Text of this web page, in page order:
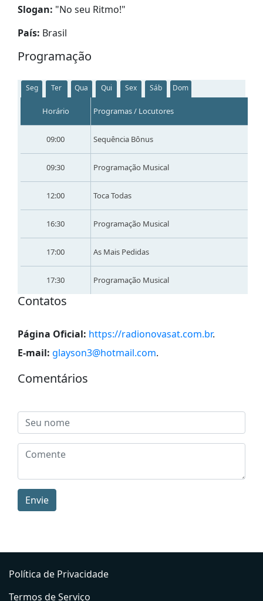
Slogan: "No seu Ritmo!"
País: Brasil
Programação
Seg Ter Qua Qui Sex Sáb Dom
Horário Programas / Locutores
09:00 Sequência Bônus
09:30 Programação Musical
12:00 Toca Todas
16:30 Programação Musical
17:00 As Mais Pedidas
17:30 Programação Musical
Contatos
Página Oficial: https://radionovasat.com.br.
E-mail: glayson3@hotmail.com.
Comentários
Envie
Política de Privacidade
Termos de Serviço